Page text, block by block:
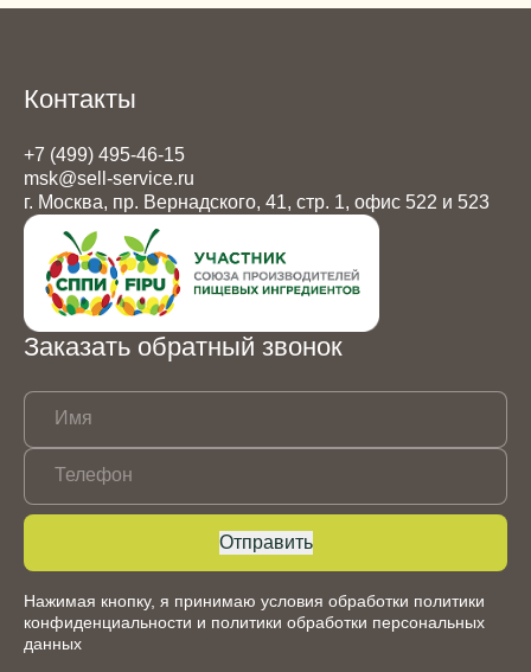
Контакты
+7 (499) 495-46-15
msk@sell-service.ru
г. Москва, пр. Вернадского, 41, стр. 1, офис 522 и 523
Заказать обратный звонок
Имя
Телефон
Отправить
Нажимая кнопку, я принимаю условия обработки политики
конфиденциальности и политики обработки персональных
данных